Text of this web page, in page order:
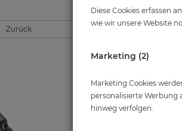
Sie sind hier
Zurück
Diese Cookies erfassen
wie wir unsere Website
Marketing (2)
Marketing Cookies
personalisierte Werbung
hinweg verfolgen.